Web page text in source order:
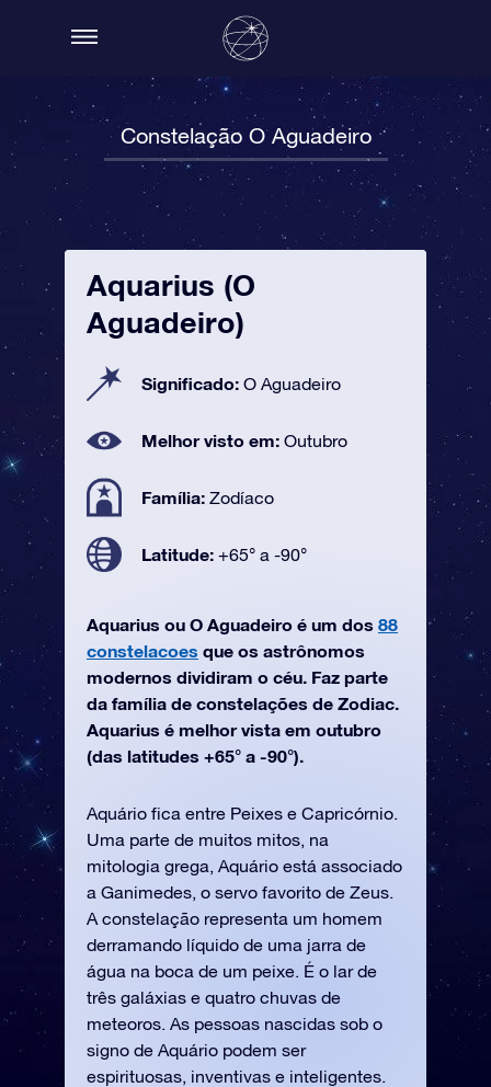
Constelação O Aguadeiro
Aquarius (O
Aguadeiro)
Significado: O Aguadeiro
Melhor visto em: Outubro
Família: Zodíaco
Latitude: +65° a -90°
Aquarius ou O Aguadeiro é um dos 88
constelacoes que os astrônomos
modernos dividiram o céu. Faz parte
da família de constelações de Zodiac.
Aquarius é melhor vista em outubro
(das latitudes +65° a -90°).
Aquário fica entre Peixes e Capricórnio.
Uma parte de muitos mitos, na
mitologia grega, Aquário está associado
a Ganimedes, o servo favorito de Zeus.
A constelação representa um homem
derramando líquido de uma jarra de
água na boca de um peixe. É o lar de
três galáxias e quatro chuvas de
meteoros. As pessoas nascidas sob o
signo de Aquário podem ser
espirituosas, inventivas e inteligentes.